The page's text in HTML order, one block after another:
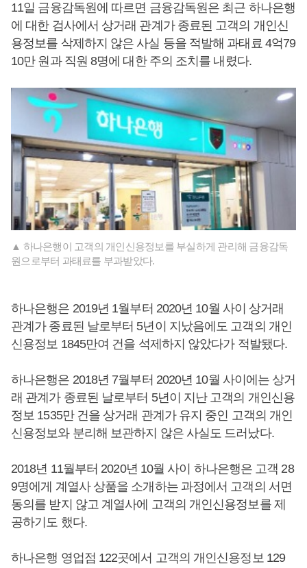
11일 금융감독원에 따르면 금융감독원은 최근 하나은행
에 대한 검사에서 상거래 관계가 종료된 고객의 개인신
용정보를 삭제하지 않은 사실 등을 적발해 과태료 4억79
10만 원과 직원 8명에 대한 주의 조치를 내렸다.
▲ 하나은행이 고객의 개인신용정보를 부실하게 관리해 금융감독
원으로부터 과태료를 부과받았다.
하나은행은 2019년 1월부터 2020년 10월 사이 상거래
관계가 종료된 날로부터 5년이 지났음에도 고객의 개인
신용정보 1845만여 건을 석제하지 않았다가 적발됐다.
하나은행은 2018년 7월부터 2020년 10월 사이에는 상거
래 관계가 종료된 날로부터 5년이 지난 고객의 개인신용
정보 1535만 건을 상거래 관계가 유지 중인 고객의 개인
신용정보와 분리해 보관하지 않은 사실도 드러났다.
2018년 11월부터 2020년 10월 사이 하나은행은 고객 28
9명에게 계열사 상품을 소개하는 과정에서 고객의 서면
동의를 받지 않고 계열사에 고객의 개인신용정보를 제
공하기도 했다.
하나은행 영업점 122곳에서 고객의 개인신용정보 129